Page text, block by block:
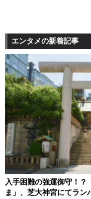
エンタメの新着記事
入手困難の強運御守！
ま」、芝大神宮にてラン